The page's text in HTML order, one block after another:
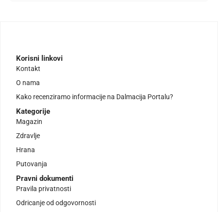
Korisni linkovi
Kontakt
O nama
Kako recenziramo informacije na Dalmacija Portalu?
Kategorije
Magazin
Zdravlje
Hrana
Putovanja
Pravni dokumenti
Pravila privatnosti
Odricanje od odgovornosti